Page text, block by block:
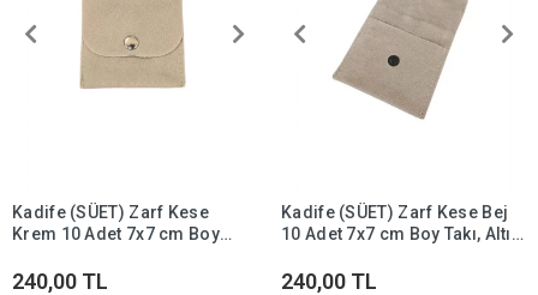
Kadife (SÜET) Zarf Kese
Krem 10 Adet 7x7 cm Boy
240,00 TL
Kadife (SÜET) Zarf Kese Bej
10 Adet 7x7 cm Boy Takı, Altın
240,00 TL